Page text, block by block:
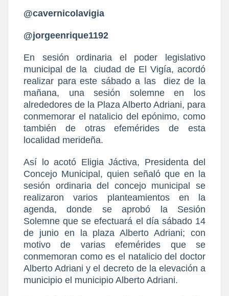
@cavernicolavigia
@jorgeenrique1192
En sesión ordinaria el poder legislativo
municipal de la
ciudad de El Vigía, acordó
realizar para este sábado a las
diez de la
mañana, una sesión solemne en los
alrededores de la Plaza Alberto Adriani, para
conmemorar el natalicio del epónimo, como
también de otras efemérides de esta
localidad merideña.
Así lo acotó Eligia Jáctiva, Presidenta del
Concejo Municipal, quien señaló que en la
sesión ordinaria del concejo municipal se
realizaron varios planteamientos en la
agenda, donde se aprobó la Sesión
Solemne que se efectuará el día sábado 14
de junio en la plaza Alberto Adriani; con
motivo de varias efemérides que se
conmemoran como es el natalicio del doctor
Alberto Adriani y el decreto de la elevación a
municipio el municipio Alberto Adriani.